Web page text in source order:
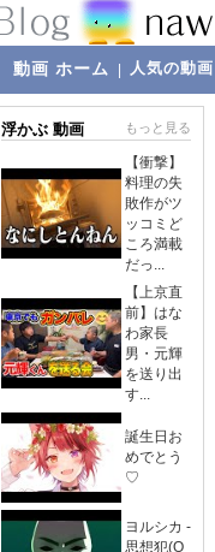
動画 ホーム 人気の動画
浮かぶ 動画 もっと見る
【衝撃】
料理の失
敗作がツ
ッコミど
ころ満載
だっ...
【上京直
前】はな
わ家長
男・元輝
を送り出
す...
誕生日お
めでとう
♡
ヨルシカ -
思想犯(O